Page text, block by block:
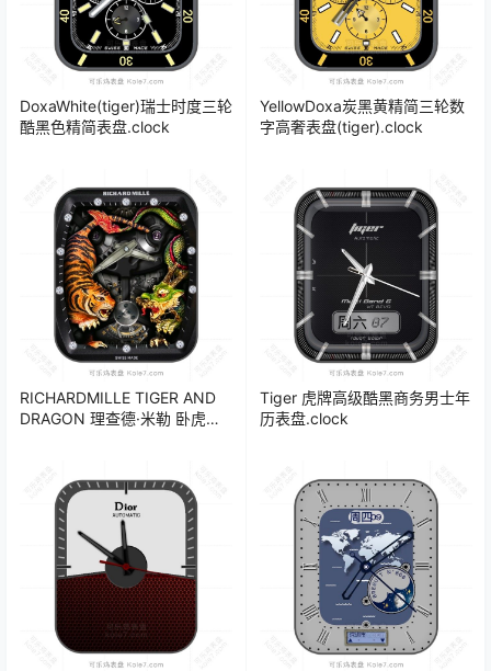
DoxaWhite(tiger)瑞士时度三轮
酷黑色精简表盘.clock
YellowDoxa炭黑黄精简三轮数
字高奢表盘(tiger).clock
RICHARDMILLE TIGER AND
DRAGON 理查德·米勒 卧虎藏
Tiger 虎牌高级酷黑商务男士年
历表盘.clock